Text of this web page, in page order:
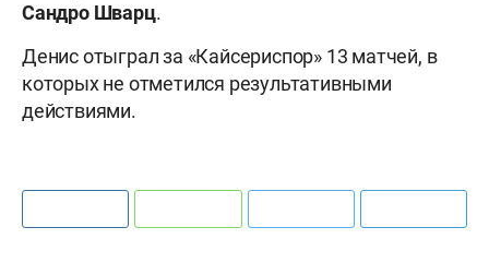
Сандро Шварц.
Денис отыграл за «Кайсериспор» 13 матчей, в
которых не отметился результативными
действиями.